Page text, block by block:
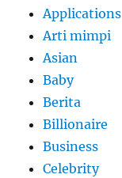
Applications
Arti mimpi
Asian
Baby
Berita
Billionaire
Business
Celebrity